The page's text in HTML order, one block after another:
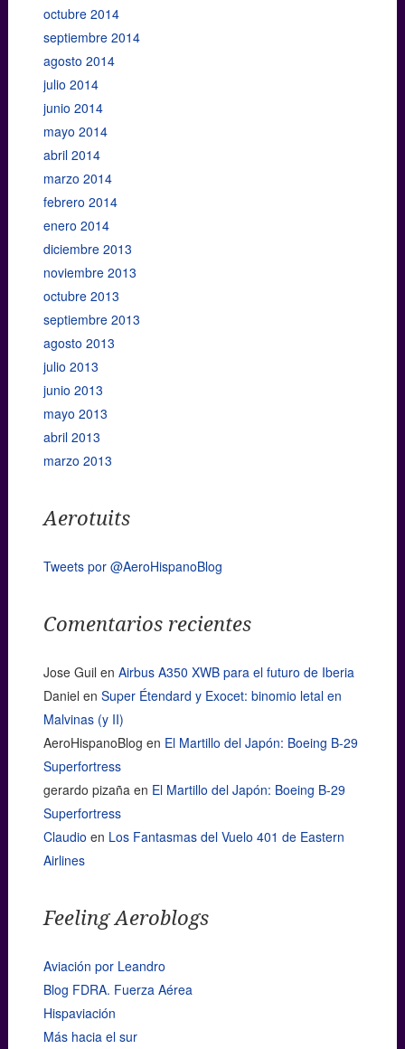
octubre 2014
septiembre 2014
agosto 2014
julio 2014
junio 2014
mayo 2014
abril 2014
marzo 2014
febrero 2014
enero 2014
diciembre 2013
noviembre 2013
octubre 2013
septiembre 2013
agosto 2013
julio 2013
junio 2013
mayo 2013
abril 2013
marzo 2013
Aerotuits
Tweets por @AeroHispanoBlog
Comentarios recientes
Jose Guil en Airbus A350 XWB para el futuro de Iberia
Daniel en Super Étendard y Exocet: binomio letal en
Malvinas (y II)
AeroHispanoBlog en El Martillo del Japón: Boeing B-29
Superfortress
gerardo pizaña en El Martillo del Japón: Boeing B-29
Superfortress
Claudio en Los Fantasmas del Vuelo 401 de Eastern
Airlines
Feeling Aeroblogs
Aviación por Leandro
Blog FDRA. Fuerza Aérea
Hispaviación
Más hacia el sur